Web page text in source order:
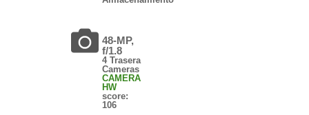
48-MP,
f/1.8
4 Trasera
Cameras
CAMERA
HW
score:
106